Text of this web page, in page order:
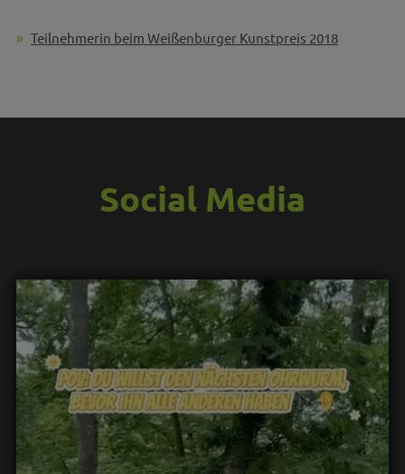
Teilnehmerin beim Weißenburger Kunstpreis 2018
Social Media